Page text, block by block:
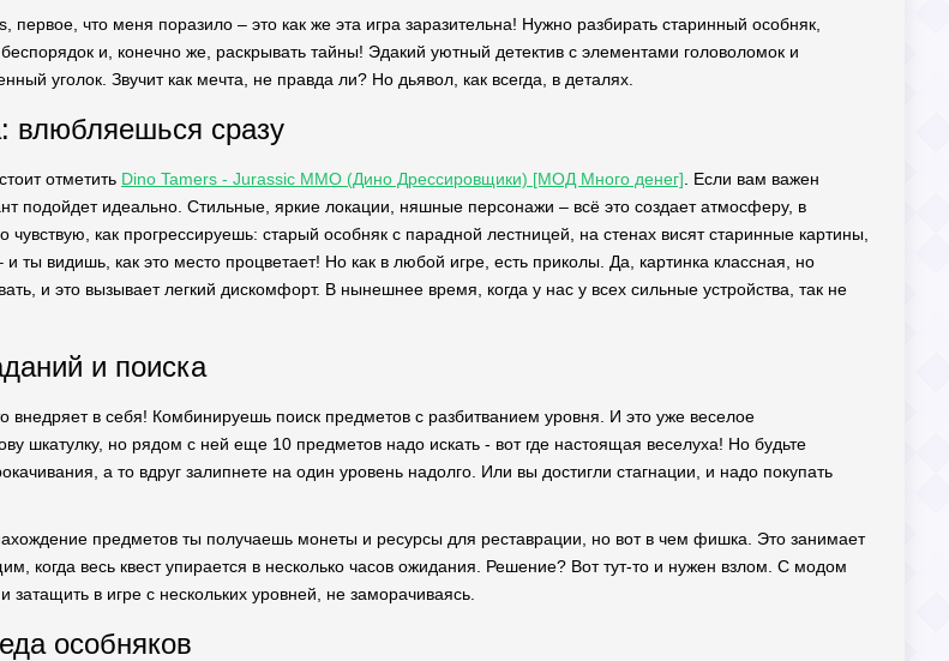
первое, что меня поразило – это как же эта игра заразительна! Нужно разбирать старинный особняк,
и, конечно же, раскрывать тайны! Эдакий уютный детектив с элементами головоломок и
уголок. Звучит как мечта, не правда ли? Но дьявол, как всегда, в деталях.
влюбляешься сразу
отметить Dino Tamers - Jurassic MMO (Дино Дрессировщики) [МОД Много денег] . Если вам важен
подойдет идеально. Стильные, яркие локации, няшные персонажи – всё это создает атмосферу, в
чувствую, как прогрессируешь: старый особняк с парадной лестницей, на стенах висят старинные картины,
ты видишь, как это место процветает! Но как в любой игре, есть приколы. Да, картинка классная, но
и это вызывает легкий дискомфорт. В нынешнее время, когда у нас у всех сильные устройства, так не
и поиска
внедряет в себя! Комбинируешь поиск предметов с разбитванием уровня. И это уже веселое
шкатулку, но рядом с ней еще 10 предметов надо искать - вот где настоящая веселуха! Но будьте
а то вдруг залипнете на один уровень надолго. Или вы достигли стагнации, и надо покупать
предметов ты получаешь монеты и ресурсы для реставрации, но вот в чем фишка. Это занимает
когда весь квест упирается в несколько часов ожидания. Решение? Вот тут-то и нужен взлом. С модом
в игре с нескольких уровней, не заморачиваясь.
особняков